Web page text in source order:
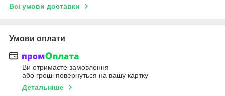
Всі умови доставки
Умови оплати
Ви отримаєте замовлення
або гроші повернуться на вашу картку
Детальніше